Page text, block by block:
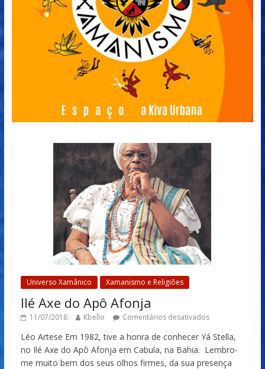
Universo Xamânico Xamanismo e Religiões
Ilé Axe do Apô Afonja
11/07/2018 Kbello Comentários desativados
Léo Artese Em 1982, tive a honra de conhecer Yá Stella,
no Ilé Axe do Apô Afonja em Cabula, na Bahia. Lembro-
me muito bem dos seus olhos firmes, da sua presença